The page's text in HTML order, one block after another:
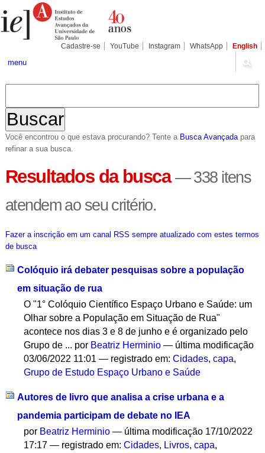
para
conteúdo.
Pessoais
Cadastre-se YouTube Instagram WhatsApp English
menu
Você encontrou o que estava procurando? Tente a Busca Avançada para
refinar a sua busca.
Resultados da busca —338 itens
atendem ao seu critério.
Fazer a inscrição em um canal RSS sempre atualizado com estes termos
de busca
Colóquio irá debater pesquisas sobre a população
em situação de rua
O "1° Colóquio Científico Espaço Urbano e Saúde: um
Olhar sobre a População em Situação de Rua"
acontece nos dias 3 e 8 de junho e é organizado pelo
Grupo de ... por Beatriz Herminio — última modificação
03/06/2022 11:01— registrado em:Cidades,capa,
Grupo de Estudo Espaço Urbano e Saúde
Autores de livro que analisa a crise urbana e a
pandemia participam de debate no IEA
por Beatriz Herminio — última modificação 17/10/2022
17:17— registrado em:Cidades, Livros,capa,